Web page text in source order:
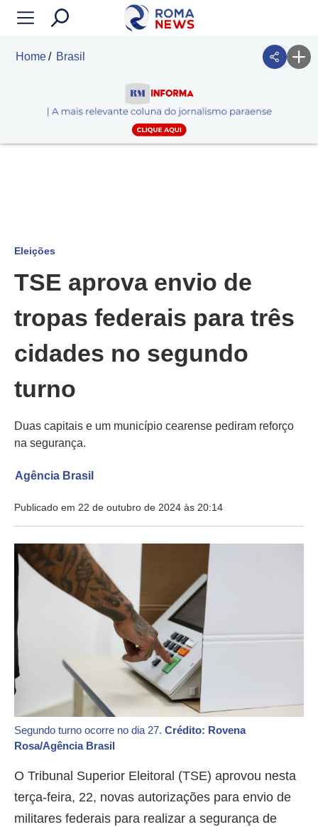
Home Brasil
Eleições
TSE aprova envio de
tropas federais para três
cidades no segundo
turno
Duas capitais e um município cearense pediram reforço
na segurança.
Agência Brasil
Publicado em 22 de outubro de 2024 às 20:14
Segundo turno ocorre no dia 27. Crédito: Rovena
Rosa/Agência Brasil
O Tribunal Superior Eleitoral (TSE) aprovou nesta
terça-feira, 22, novas autorizações para envio de
militares federais para realizar a segurança de